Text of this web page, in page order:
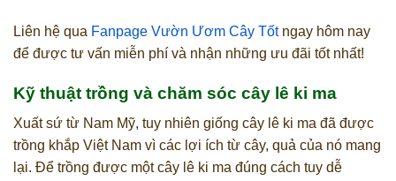
Liên hệ qua Fanpage Vườn Ươm Cây Tốtngay hôm nay
để được tư vấn miễn phí và nhận những ưu đãi tốt nhất!
Kỹ thuật trồng và chăm sóc cây lê ki ma
Xuất sứ từ Nam Mỹ, tuy nhiên giống cây lê ki ma đã được
trồng khắp Việt Nam vì các lợi ích từ cây, quả của nó mang
lại. Để trồng được một cây lê ki ma đúng cách tuy dễ